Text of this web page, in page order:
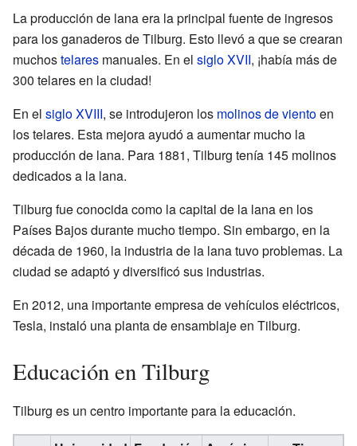
La producción de lana era la principal fuente de ingresos
para los ganaderos de Tilburg. Esto llevó a que se crearan
muchostelares manuales. En el siglo XVII, ¡había más de
300 telares en la ciudad!
En el siglo XVIII, se introdujeron los molinos de vientoen
los telares. Esta mejora ayudó a aumentar mucho la
producción de lana. Para 1881, Tilburg tenía 145 molinos
dedicados a la lana.
Tilburg fue conocida como la capital de la lana en los
Países Bajos durante mucho tiempo. Sin embargo, en la
década de 1960, la industria de la lana tuvo problemas. La
ciudad se adaptó y diversificó sus industrias.
En 2012, una importante empresa de vehículos eléctricos,
Tesla, instaló una planta de ensamblaje en Tilburg.
Educación en Tilburg
Tilburg es un centro importante para la educación.